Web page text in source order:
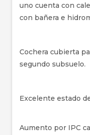
uno cuenta con
con bañera e
Cochera cubierta
segundo subsuelo.
Excelente estado
Aumento por IPC